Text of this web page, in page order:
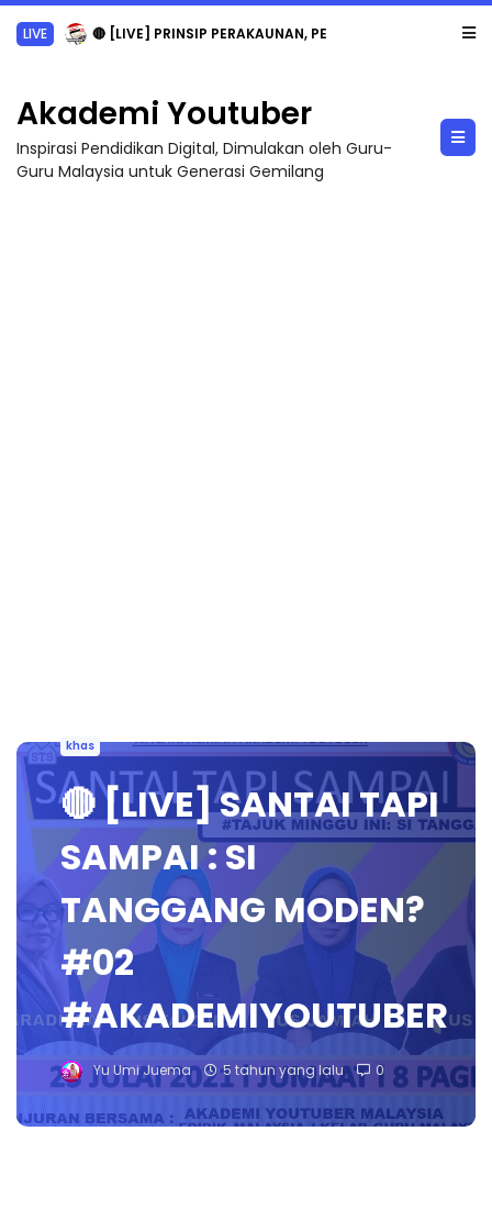
LIVE 🔴 [LIVE] PRINSIP PERAKAUNAN, PECUT SKOR SOALAN 1 TRIAL OLEH CIKGU WAN...
Akademi Youtuber
Inspirasi Pendidikan Digital, Dimulakan oleh Guru-
Guru Malaysia untuk Generasi Gemilang
khas
🔴 [LIVE] SANTAI TAPI
SAMPAI : SI
TANGGANG MODEN?
#02
#AKADEMIYOUTUBER
Yu Umi Juema 5 tahun yang lalu 0